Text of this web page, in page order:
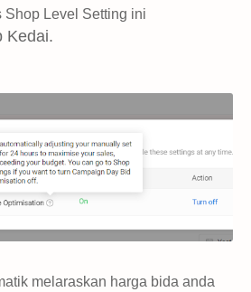
Level Setting ini
Kedai.
melaraskan harga bida anda